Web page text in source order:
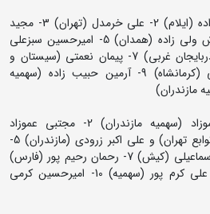
65 کیلوگرم: 1- عباس ابراهیم زاده (ایلام) 2- علی خرمدل (تهران) 3- مجید
داستان (توابع تهران) و داریوش ولی زاده (همدان) 5- امیرحسین سبزعلی
(لرستان) 6- مجید خردمند (آذربایجان غربی) 7- پیمان نعمتی (سیستان و
بلوچستان) 8- خیراله قهرمانی (کرمانشاه) 9- آرمین حبیب زاده (سهمیه
70 کیلوگرم: 1- محمدعلی عموزاد (سهمیه مازندران) 2- مجتبی عموزاد
(گلستان) 3- محمد حیدری (توابع تهران) و علی اکبر زرودی (مازندران) 5-
امیررضا خانی (اروند) و سپهر اسماعیلی (کیش) 7- رحمان رحیم پور (فارس)
8- عرفان انصاری (گیلان) 9- علی کرم پور (سهمیه) 10- امیرحسین کرمی